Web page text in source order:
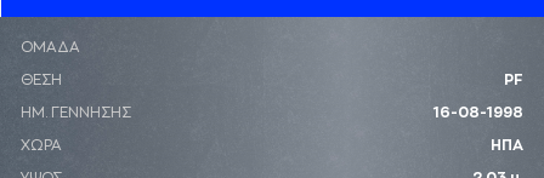
ΟΜΑΔΑ
ΘΕΣΗ PF
ΗΜ. ΓΕΝΝΗΣΗΣ 16-08-1998
ΧΩΡΑ ΗΠΑ